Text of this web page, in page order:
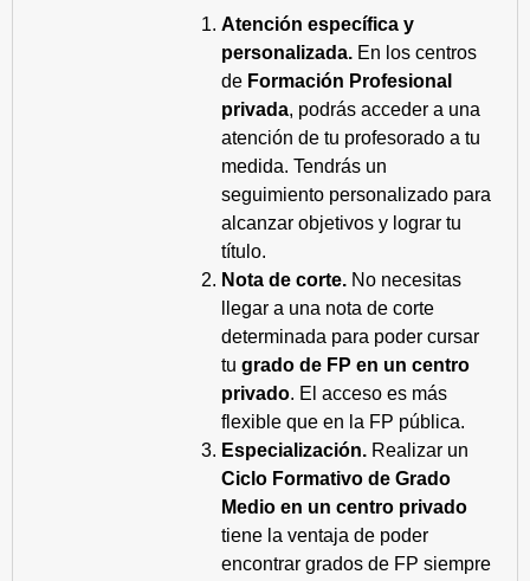
Atención específica y
personalizada. En los centros
de Formación Profesional
privada, podrás acceder a una
atención de tu profesorado a tu
medida. Tendrás un
seguimiento personalizado para
alcanzar objetivos y lograr tu
título.
Nota de corte. No necesitas
llegar a una nota de corte
determinada para poder cursar
tu grado de FP en un centro
privado. El acceso es más
flexible que en la FP pública.
Especialización. Realizar un
Ciclo Formativo de Grado
Medio en un centro privado
tiene la ventaja de poder
encontrar grados de FP siempre